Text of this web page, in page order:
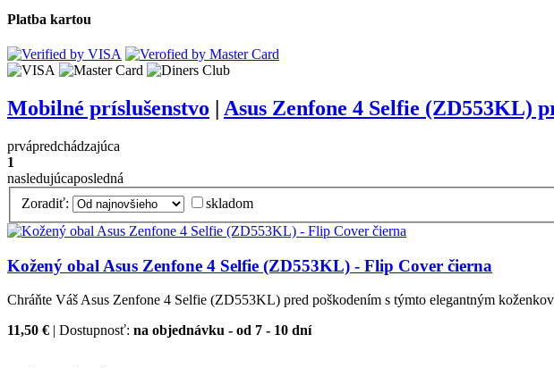
Platba kartou
Mobilné príslušenstvo Asus Zenfone 4 Selfie (ZD553KL)
prvápredchádzajúca
1
nasledujúcaposledná
Zoradiť:
skladom
Kožený obal Asus Zenfone 4 Selfie (ZD553KL) - Flip Cover čierna
Chráňte Váš Asus Zenfone 4 Selfie (ZD553KL) pred poškodením s týmto elegantným
11,50 € | Dostupnosť: na objednávku - od 7 - 10 dní